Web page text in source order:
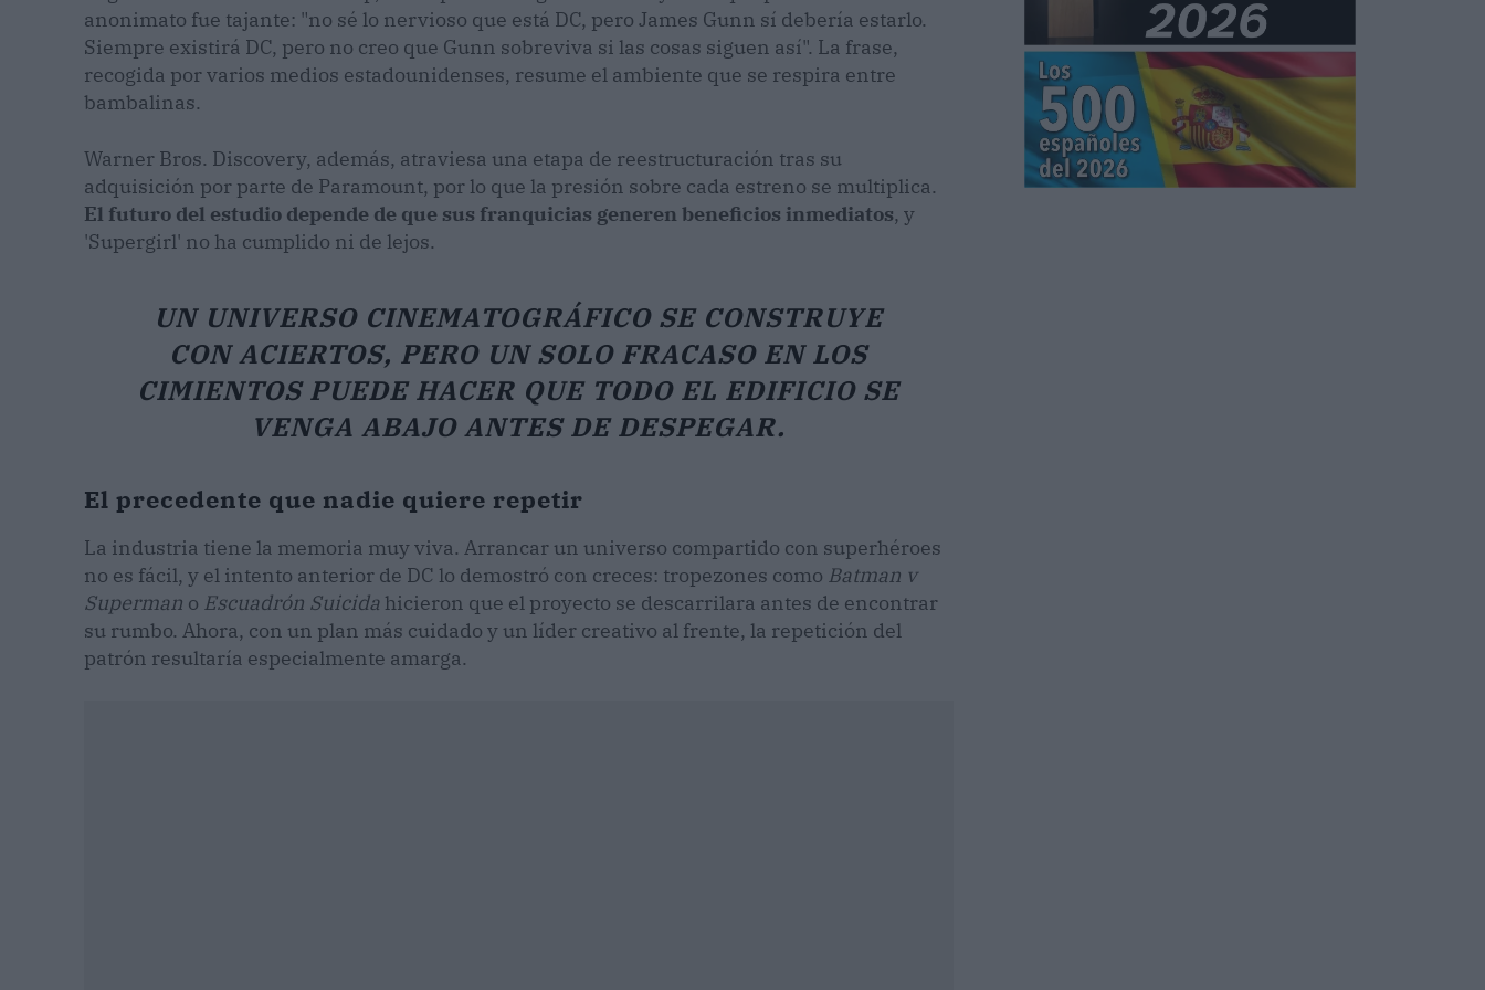
anonimato fue tajante: "no sé lo nervioso que está DC, pero James Gunn sí debería estarlo.
Siempre existirá DC, pero no creo que Gunn sobreviva si las cosas siguen así". La frase,
recogida por varios medios estadounidenses, resume el ambiente que se respira entre
bambalinas.
Warner Bros. Discovery, además, atraviesa una etapa de reestructuración tras su
adquisición por parte de Paramount, por lo que la presión sobre cada estreno se multiplica.
El futuro del estudio depende de que sus franquicias generen beneficios inmediatos, y
'Supergirl' no ha cumplido ni de lejos.
UN UNIVERSO CINEMATOGRÁFICO SE CONSTRUYE
CON ACIERTOS, PERO UN SOLO FRACASO EN LOS
CIMIENTOS PUEDE HACER QUE TODO EL EDIFICIO SE
VENGA ABAJO ANTES DE DESPEGAR.
El precedente que nadie quiere repetir
La industria tiene la memoria muy viva. Arrancar un universo compartido con superhéroes
no es fácil, y el intento anterior de DC lo demostró con creces: tropezones como Batman v
Superman o Escuadrón Suicida hicieron que el proyecto se descarrilara antes de encontrar
su rumbo. Ahora, con un plan más cuidado y un líder creativo al frente, la repetición del
patrón resultaría especialmente amarga.